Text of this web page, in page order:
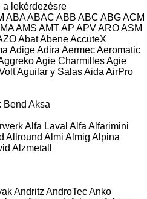
a lekérdezésre
ABAABAC ABB ABC ABGACM
AMS AMTAP APVAROASM
AbatAbeneAccuteX
AdigeAdira AermecAeromatic
Agie CharmillesAgie
Aguilar y SalasAida AirPro
Bend Aksa
Alfa Laval Alfa Alfarimini
Allround Almi Almig Alpina
Alzmetall
Andritz AndroTecAnko